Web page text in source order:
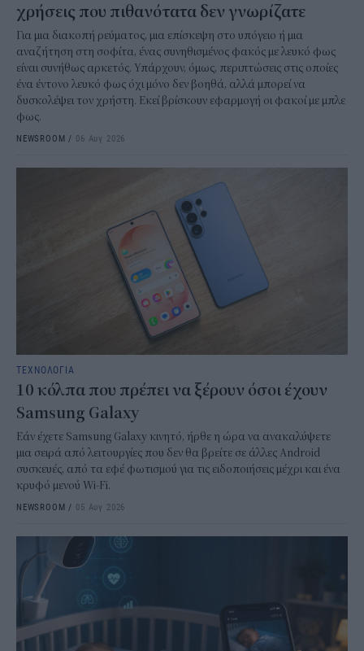
χρήσεις που πιθανότατα δεν γνωρίζατε
Για μια διακοπή ρεύματος, μια επίσκεψη στο υπόγειο ή μια
αναζήτηση στη σοφίτα, ένας συνηθισμένος φακός με λευκό φως
είναι συνήθως αρκετός. Υπάρχουν, όμως, περιπτώσεις στις οποίες
ένα έντονο λευκό φως όχι μόνο δεν βοηθά, αλλά μπορεί να
δυσκολέψει τον χρήστη. Εκεί βρίσκουν εφαρμογή οι φακοί με μπλε
φως.
NEWSROOM / 06 Αυγ 2026
ΤΕΧΝΟΛΟΓΙΑ
10 κόλπα που πρέπει να ξέρουν όσοι έχουν
Samsung Galaxy
Εάν έχετε Samsung Galaxy κινητό, ήρθε η ώρα να ανακαλύψετε
μια σειρά από λειτουργίες που δεν θα βρείτε σε άλλες Android
συσκευές, από τα εφέ φωτισμού για τις ειδοποιήσεις μέχρι και ένα
κρυφό μενού Wi-Fi.
NEWSROOM / 05 Αυγ 2026